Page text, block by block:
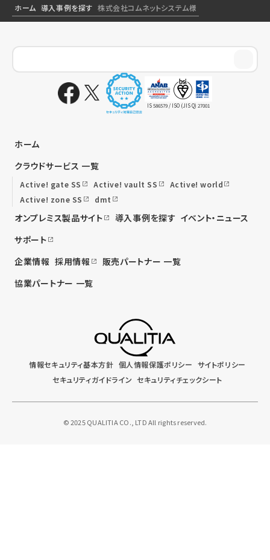
ホーム 導入事例を探す 株式会社コムネットシステム様
IS 586579 / ISO (JIS Q) 27001
ホーム
クラウドサービス 一覧
Active! gate SS Active! vault SS
Active! world
Active! zone SS
dmt
オンプレミス製品サイト 導入事例を探す イベント・ニュース
サポート
企業情報 採用情報
販売パートナー 一覧
協業パートナー 一覧
情報セキュリティ基本方針 個人情報保護ポリシー サイトポリシー
セキュリティガイドライン セキュリティチェックシート
© 2025 QUALITIA CO., LTD All rights reserved.